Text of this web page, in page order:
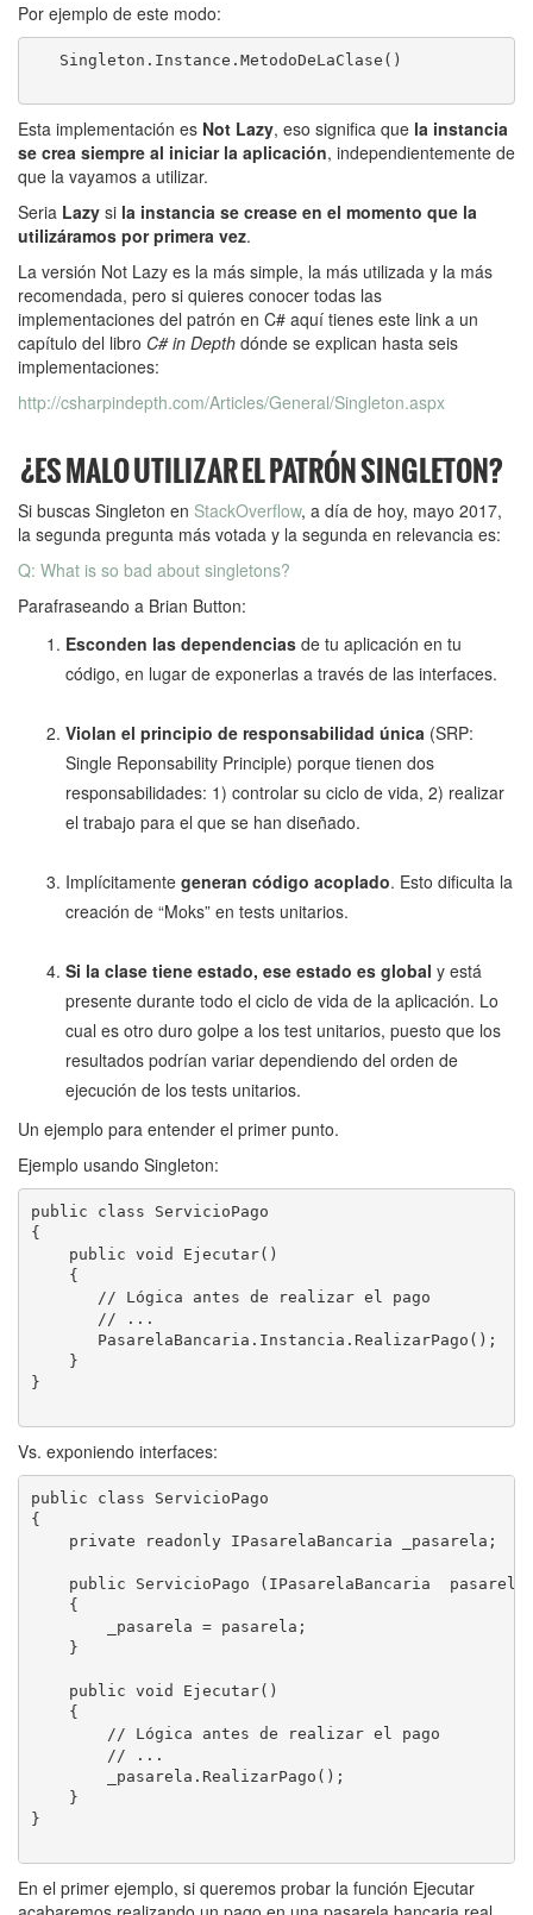
Por ejemplo de este modo:
   Singleton.Instance.MetodoDeLaClase()
Esta implementación es Not Lazy, eso significa que la instancia
se crea siempre al iniciar la aplicación, independientemente de
que la vayamos a utilizar.
Seria Lazy si la instancia se crease en el momento que la
utilizáramos por primera vez.
La versión Not Lazy es la más simple, la más utilizada y la más
recomendada, pero si quieres conocer todas las
implementaciones del patrón en C# aquí tienes este link a un
capítulo del libro C# in Depth dónde se explican hasta seis
implementaciones:
http://csharpindepth.com/Articles/General/Singleton.aspx
¿ES MALO UTILIZAR EL PATRÓN SINGLETON?
Si buscas Singleton en StackOverflow, a día de hoy, mayo 2017,
la segunda pregunta más votada y la segunda en relevancia es:
Q: What is so bad about singletons?
Parafraseando a Brian Button:
Esconden las dependencias de tu aplicación en tu
código, en lugar de exponerlas a través de las interfaces.
Violan el principio de responsabilidad única (SRP:
Single Reponsability Principle) porque tienen dos
responsabilidades: 1) controlar su ciclo de vida, 2) realizar
el trabajo para el que se han diseñado.
Implícitamente generan código acoplado. Esto dificulta la
creación de “Moks” en tests unitarios.
Si la clase tiene estado, ese estado es global y está
presente durante todo el ciclo de vida de la aplicación. Lo
cual es otro duro golpe a los test unitarios, puesto que los
resultados podrían variar dependiendo del orden de
ejecución de los tests unitarios.
Un ejemplo para entender el primer punto.
Ejemplo usando Singleton:
public class ServicioPago
{
    public void Ejecutar()
    {
// Lógica antes de realizar el pago
       // ...
PasarelaBancaria.Instancia.RealizarPago();
    }
}
Vs. exponiendo interfaces:
public class ServicioPago
{
    private readonly IPasarelaBancaria _pasarela;
public ServicioPago (IPasarelaBancaria
    {
        _pasarela = pasarela;
    }
    public void Ejecutar()
    {
        // Lógica antes de realizar el pago
        // ...
        _pasarela.RealizarPago();
    }
}
En el primer ejemplo, si queremos probar la función Ejecutar